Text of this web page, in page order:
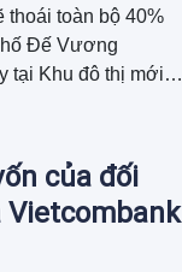
thoái toàn bộ 40%
Đế Vương
tại Khu đô thị mới
khoảng 270 triệu
của đối
Vietcombank